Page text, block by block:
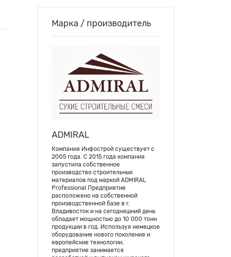
Марка / производитель
ADMIRAL
Компания Инфострой существует с
2005 года. С 2015 года компания
запустила собственное
производство строительных
материалов под маркой ADMIRAL
Professional Предприятие
расположено на собственной
производственной базе в г.
Владивосток и на сегодняшний день
обладает мощностью до 10 000 тонн
продукции в год. Используя немецкое
оборудование нового поколения и
европейские технологии,
предприятие занимается